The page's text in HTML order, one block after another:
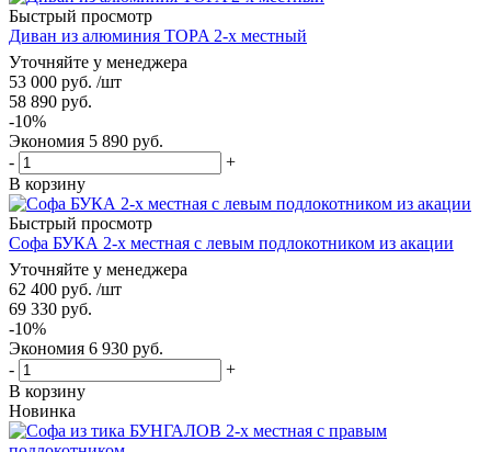
Быстрый просмотр
Диван из алюминия TOPA 2-х местный
Уточняйте у менеджера
53 000 руб. /шт
58 890 руб.
-10%
Экономия 5 890 руб.
-
+
В корзину
Быстрый просмотр
Софа БУКА 2-х местная с левым подлокотником из акации
Уточняйте у менеджера
62 400 руб. /шт
69 330 руб.
-10%
Экономия 6 930 руб.
-
+
В корзину
Новинка